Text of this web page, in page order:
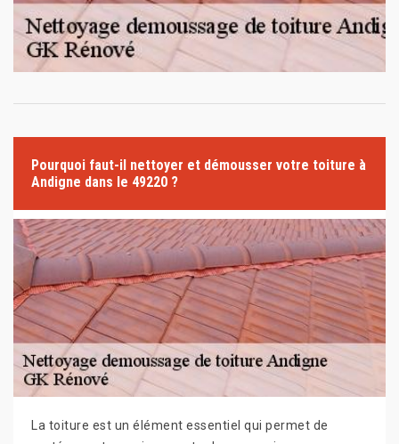
Pourquoi faut-il nettoyer et démousser votre toiture à
Andigne dans le 49220 ?
La toiture est un élément essentiel qui permet de